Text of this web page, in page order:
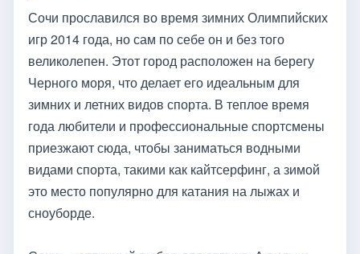
Сочи прославился во время зимних Олимпийских
игр 2014 года, но сам по себе он и без того
великолепен. Этот город расположен на берегу
Черного моря, что делает его идеальным для
зимних и летних видов спорта. В теплое время
года любители и профессиональные спортсмены
приезжают сюда, чтобы заниматься водными
видами спорта, такими как кайтсерфинг, а зимой
это место популярно для катания на лыжах и
сноуборде.